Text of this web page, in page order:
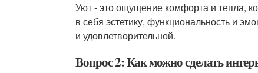
Уют - это ощущение комфорта и тепла,
в себя эстетику, функциональность и
и удовлетворительной.
Вопрос 2: Как можно сделать